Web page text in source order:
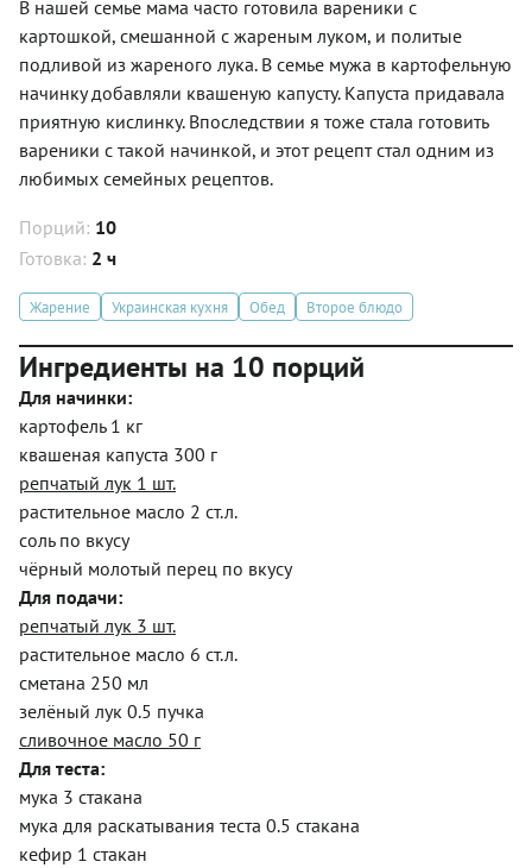
В нашей семье мама часто готовила вареники с
картошкой, смешанной с жареным луком, и политые
подливой из жареного лука. В семье мужа в картофельную
начинку добавляли квашеную капусту. Капуста придавала
приятную кислинку. Впоследствии я тоже стала готовить
вареники с такой начинкой, и этот рецепт стал одним из
любимых семейных рецептов.
Порций: 10
Готовка: 2 ч
Жарение Украинская кухня Обед Второе блюдо
Ингредиенты на 10 порций
Для начинки:
картофель 1 кг
квашеная капуста 300 г
репчатый лук 1 шт.
растительное масло 2 ст.л.
соль по вкусу
чёрный молотый перец по вкусу
Для подачи:
репчатый лук 3 шт.
растительное масло 6 ст.л.
сметана 250 мл
зелёный лук 0.5 пучка
сливочное масло 50 г
Для теста:
мука 3 стакана
мука для раскатывания теста 0.5 стакана
кефир 1 стакан